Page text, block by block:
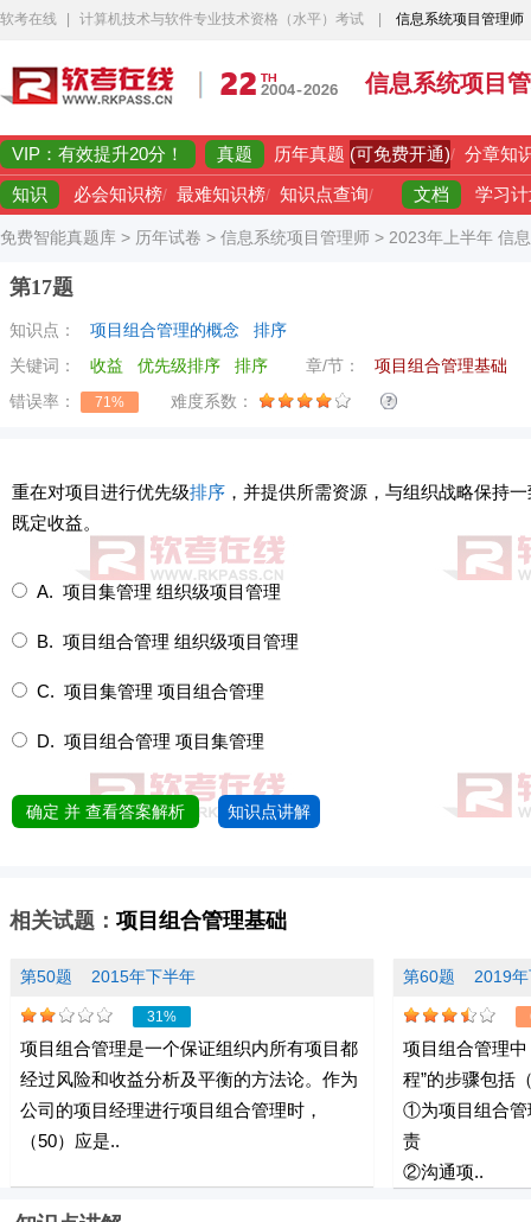
软考在线 计算机技术与软件专业技术资格（水平）考试 信息系统项目管理师
信息系统项目
VIP：有效提升20分！ 真题 历年真题 (可免费开通)/ 分章知
知识 必会知识榜/ 最难知识榜/ 知识点查询/ 文档 学习
免费智能真题库 > 历年试卷 > 信息系统项目管理师 > 2023年上半年 信
第17题
知识点： 项目组合管理的概念
排序
关键词：
收益 优先级排序 排序 章/节：
项目组合管理基础
错误率：
71% 难度系数：
重在对项目进行优先级排序 ，并提供所需资源，与组织战略保持
既定收益。
A. 项目集管理 组织级项目管理
B. 项目组合管理 组织级项目管理
C. 项目集管理 项目组合管理
D. 项目组合管理 项目集管理
确定 并 查看答案解析 知识点讲解
相关试题： 项目组合管理基础
第50题 2015年下半年
31%
项目组合管理是一个保证组织内所有项目都
经过风险和收益分析及平衡的方法论。作为
公司的项目经理进行项目组合管理时，
（50）应是..
第60题 2019
项目组合管理
程”的步骤包括
①为项目组合管
责
②沟通项..